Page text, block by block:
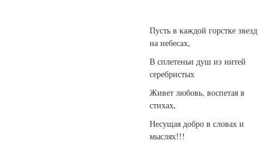
Пусть в каждой горстке звезд
на небесах,
В сплетеньи душ из нитей
серебристых
Живет любовь, воспетая в
стихах,
Несущая добро в словах и
мыслях!!!